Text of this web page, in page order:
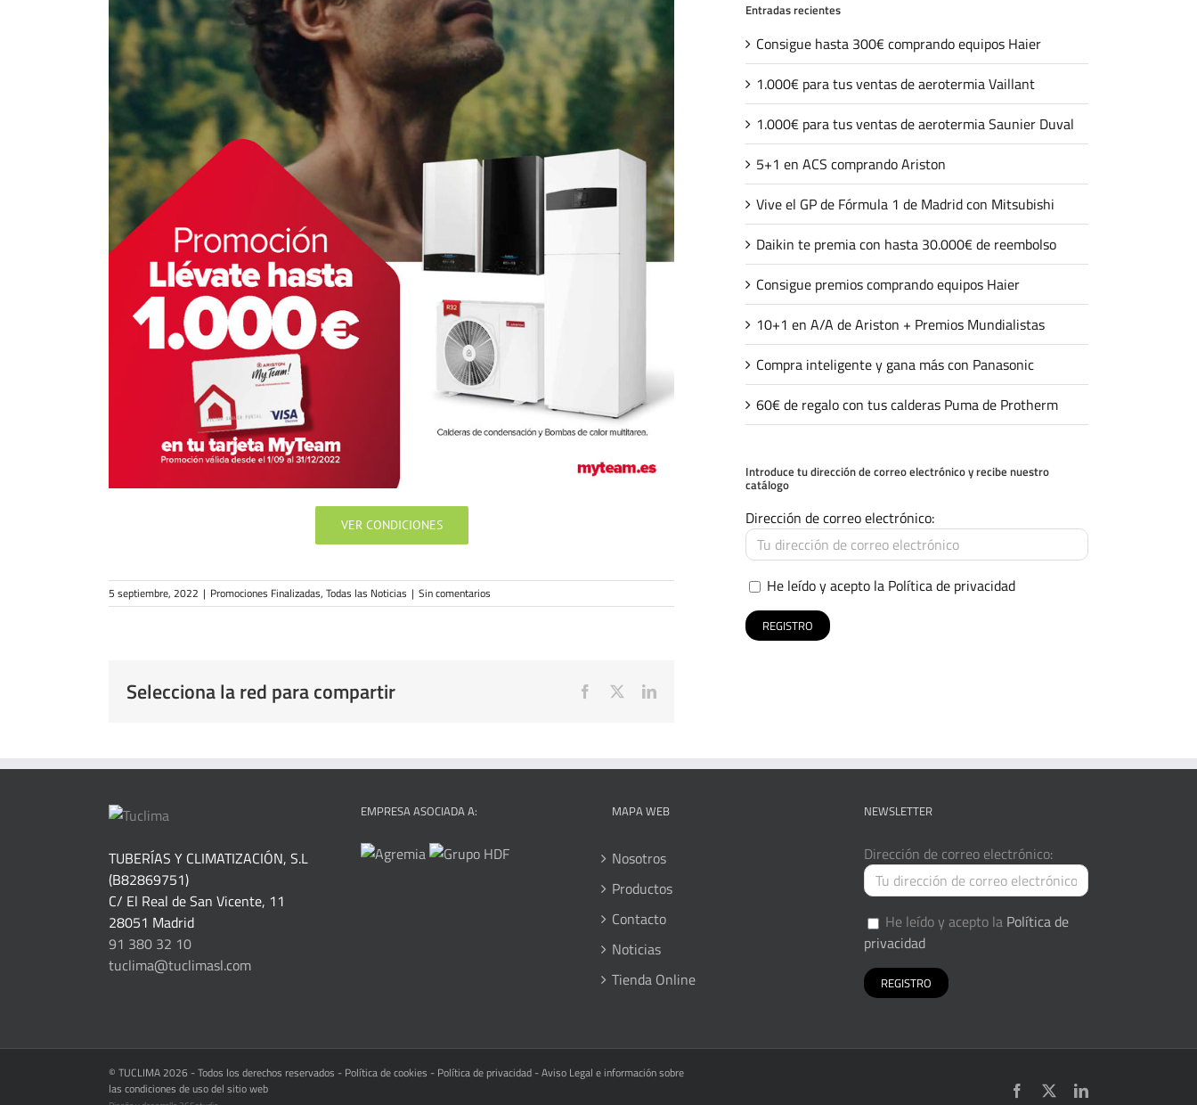
VER CONDICIONES
5 septiembre, 2022 | Promociones Finalizadas, Todas las Noticias | Sin comentarios
Selecciona la red para compartir Facebook LinkedIn
Entradas recientes
Consigue hasta 300€ comprando equipos Haier
1.000€ para tus ventas de aerotermia Vaillant
1.000€ para tus ventas de aerotermia Saunier Duval
5+1 en ACS comprando Ariston
Vive el GP de Fórmula 1 de Madrid con Mitsubishi
Daikin te premia con hasta 30.000€ de reembolso
Consigue premios comprando equipos Haier
10+1 en A/A de Ariston + Premios Mundialistas
Compra inteligente y gana más con Panasonic
60€ de regalo con tus calderas Puma de Protherm
Introduce tu dirección de correo electrónico y recibe nuestro
catálogo
Dirección de correo electrónico:
He leído y acepto la Política de privacidad
TUBERÍAS Y CLIMATIZACIÓN, S.L
(B82869751)
C/ El Real de San Vicente, 11
28051 Madrid
91 380 32 10
tuclima@tuclimasl.com
EMPRESA ASOCIADA A: MAPA WEB
Nosotros
Productos
Contacto
Noticias
Tienda Online
NEWSLETTER
Dirección de correo electrónico:
He leído y acepto la Política de
privacidad
© TUCLIMA 2026 - Todos los derechos reservados - Política de cookies - Política de privacidad -Aviso Legal e información sobre
las condiciones de uso del sitio web
Facebook LinkedIn